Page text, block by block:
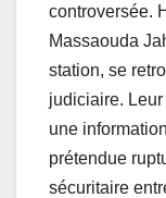
controversée.
Massaouda
station, se
judiciaire.
une
prétendue
sécuritaire